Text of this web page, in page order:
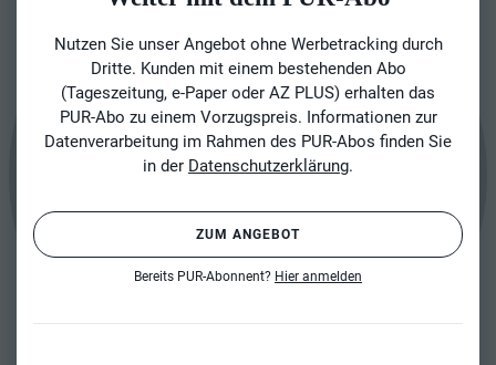
Nutzen Sie unser Angebot ohne Werbetracking durch
Dritte. Kunden mit einem bestehenden Abo
(Tageszeitung, e-Paper oder AZ PLUS) erhalten das
PUR-Abo zu einem Vorzugspreis. Informationen zur
Datenverarbeitung im Rahmen des PUR-Abos finden Sie
in der Datenschutzerklärung.
ZUM ANGEBOT
Bereits PUR-Abonnent? Hier anmelden